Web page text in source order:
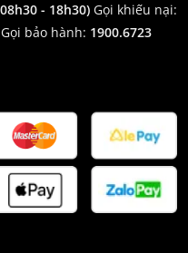
- 18h30) Gọi khiếu nại:
Gọi bảo hành: 1900.6723